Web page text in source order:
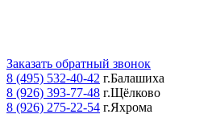
Заказать обратный звонок
8 (495) 532-40-42 г.Балашиха
8 (926) 393-77-48 г.Щёлково
8 (926) 275-22-54 г.Яхрома